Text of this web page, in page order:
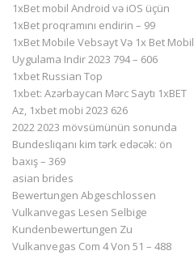
1xBet mobil Android və iOS üçün
1xBet proqramını endirin – 99
1xBet Mobile Vebsayt Və 1x Bet Mobil
Uygulama Indir 2023 794 – 606
1xbet Russian Top
1xbet: Azərbaycan Mərc Saytı 1xBET
Az, 1xbet mobi 2023 626
2022 2023 mövsümünün sonunda
Bundesliqanı kim tərk edəcək: ön
baxış – 369
asian brides
Bewertungen Abgeschlossen
Vulkanvegas Lesen Selbige
Kundenbewertungen Zu
Vulkanvegas Com 4 Von 51 – 488